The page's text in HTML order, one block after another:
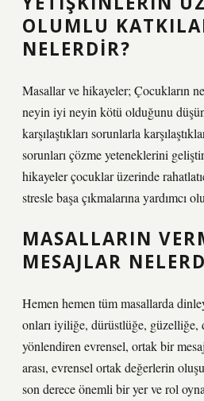
OLUMLU
NELERDIR?
Masallar ve hikayeler; Çocukların
neyin iyi neyin kötü olduğunu
karşılaştıkları sorunlarla
sorunları çözme yeteneklerini
hikayeler çocuklar üzerinde
stresle başa çıkmalarına yardımcı
MASALLARIN
MESAJLAR
Hemen hemen tüm masallarda
onları iyiliğe, dürüstlüğe, güzelliğe,
yönlendiren evrensel, ortak bir
arası, evrensel ortak değerlerin
son derece önemli bir yer ve rol